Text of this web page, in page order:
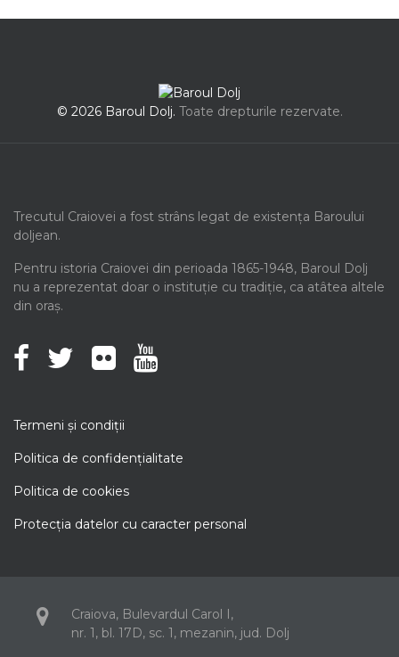
© 2026 Baroul Dolj. Toate drepturile rezervate.
Trecutul Craiovei a fost strâns legat de existența Baroului
doljean.
Pentru istoria Craiovei din perioada 1865-1948, Baroul Dolj
nu a reprezentat doar o instituție cu tradiție, ca atâtea altele
din oraș.
Termeni şi condiţii
Politica de confidenţialitate
Politica de cookies
Protecţia datelor cu caracter personal
Craiova, Bulevardul Carol I,
nr. 1, bl. 17D, sc. 1, mezanin, jud. Dolj